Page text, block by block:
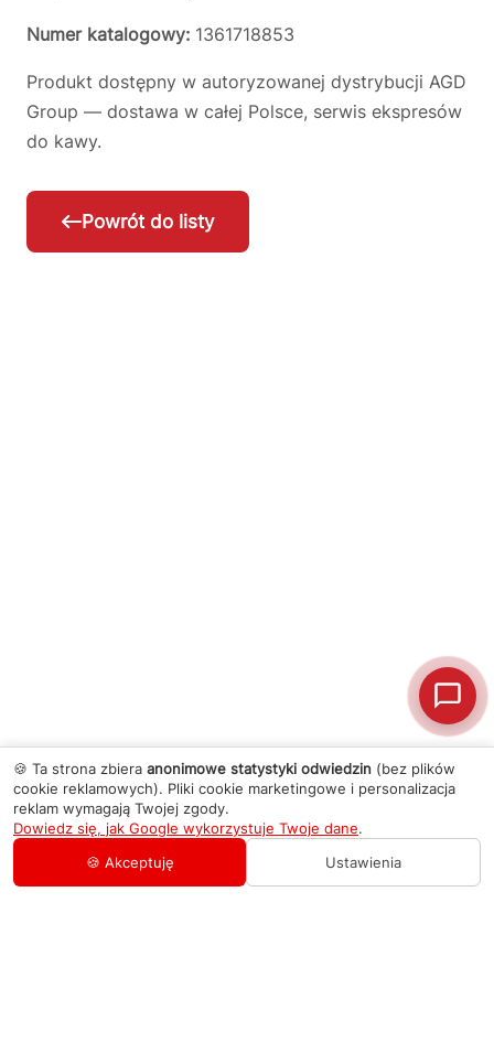
Numer katalogowy: 1361718853
Produkt dostępny w autoryzowanej dystrybucji AGD
Group — dostawa w całej Polsce, serwis ekspresów
do kawy.
Powrót do listy
🍪 Ta strona zbiera anonimowe statystyki odwiedzin (bez plików
cookie reklamowych). Pliki cookie marketingowe i personalizacja
reklam wymagają Twojej zgody.
Dowiedz się, jak Google wykorzystuje Twoje dane.
🍪 Akceptuję
Ustawienia